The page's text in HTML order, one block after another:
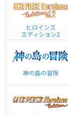
ヒロインズ
エディション2
神の島の冒険